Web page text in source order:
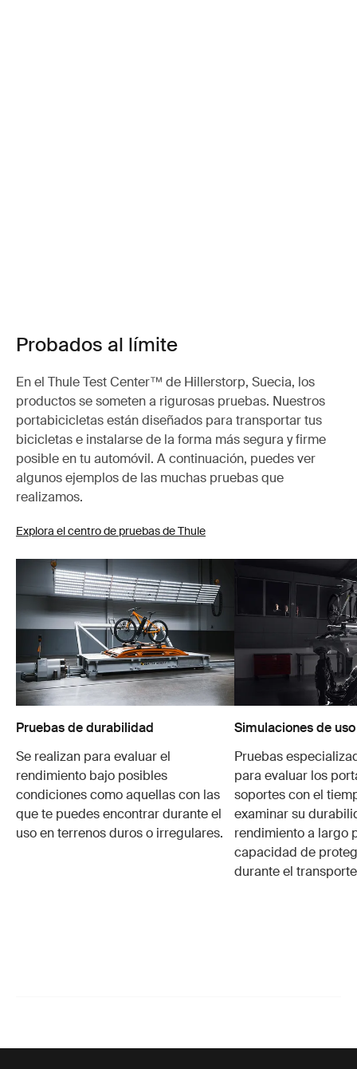
Probados al límite
En el Thule Test Center™ de Hillerstorp, Suecia, los
productos se someten a rigurosas pruebas. Nuestros
portabicicletas están diseñados para transportar tus
bicicletas e instalarse de la forma más segura y firme
posible en tu automóvil. A continuación, puedes ver
algunos ejemplos de las muchas pruebas que
realizamos.
Explora el centro de pruebas de Thule
Pruebas de durabilidad
Se realizan para evaluar el
rendimiento bajo posibles
condiciones como aquellas con las
que te puedes encontrar durante el
uso en terrenos duros o irregulares.
Simulaciones de
Pruebas
para evaluar los
soportes con el
examinar su
rendimiento a largo
capacidad de
durante el